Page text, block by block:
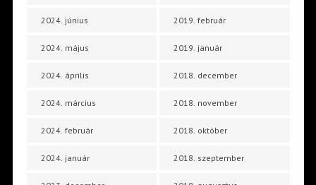
2024. június
2024. május
2024. április
2024. március
2024. február
2024. január
2019. február
2019. január
2018. december
2018. november
2018. október
2018. szeptember